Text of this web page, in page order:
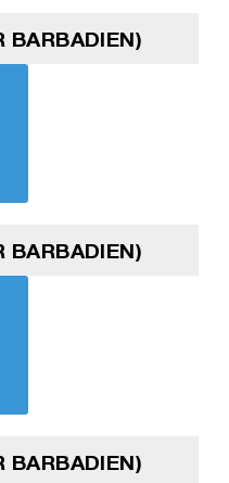
BARBADIEN)
BARBADIEN)
BARBADIEN)